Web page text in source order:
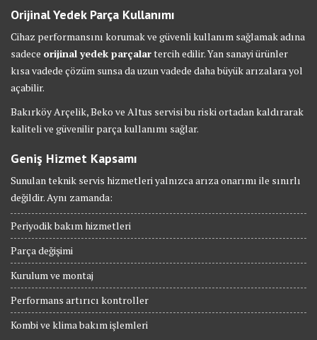
Orijinal Yedek Parça Kullanımı
Cihaz performansını korumak ve güvenli kullanım sağlamak adına
sadece orijinal yedek parçalartercih edilir. Yan sanayi ürünler
kısa vadede çözüm sunsa da uzun vadede daha büyük arızalara yol
açabilir.
Bakırköy Arçelik, Beko ve Altus servisi bu riski ortadan kaldırarak
kaliteli ve güvenilir parça kullanımı sağlar.
Geniş Hizmet Kapsamı
Sunulan teknik servis hizmetleri yalnızca arıza onarımı ile sınırlı
değildir. Aynı zamanda:
Periyodik bakım hizmetleri
Parça değişimi
Kurulum ve montaj
Performans artırıcı kontroller
Kombi ve klima bakım işlemleri